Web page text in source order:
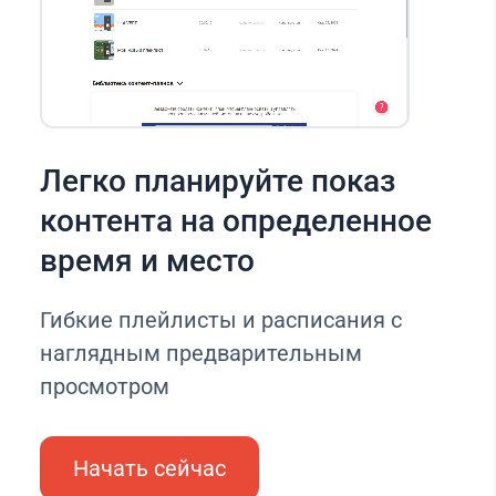
Легко планируйте показ
контента на определенное
время и место
Гибкие плейлисты и расписания с
наглядным предварительным
просмотром
Начать сейчас